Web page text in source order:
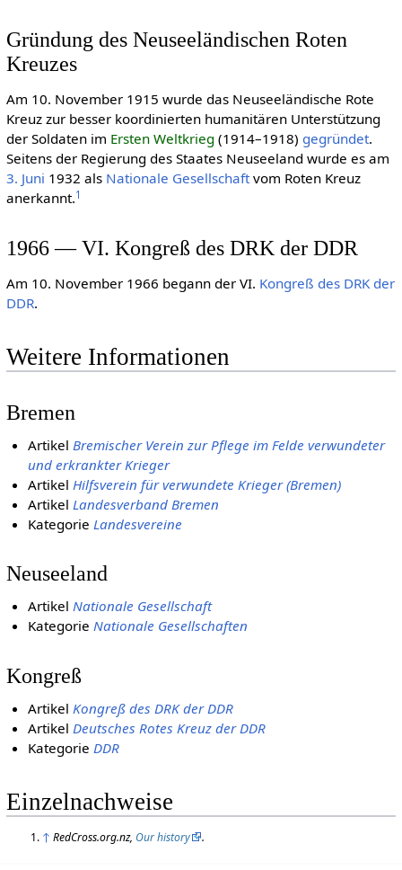
Gründung des Neuseeländischen Roten
Kreuzes
Am 10. November 1915 wurde das Neuseeländische Rote
Kreuz zur besser koordinierten humanitären Unterstützung
der Soldaten im Ersten Welt­krieg (1914–1918) gegründet.
Seitens der Regierung des Staates Neuseeland wurde es am
3. Juni 1932 als Nationale Gesellschaftvom Roten Kreuz
anerkannt.1
1966 — VI. Kongreß des DRK der DDR
Am 10. November 1966 begann der VI. Kongreß des DRK der
DDR.
Weitere Informationen
Bremen
Artikel Bremischer Verein zur Pflege im Felde verwundeter
und erkrankter Krieger
Artikel Hilfsverein für verwundete Krieger (Bremen)
Artikel Landesverband Bremen
Kategorie Landesvereine
Neuseeland
ArtikelNationale Gesellschaft
KategorieNationale Gesellschaften
Kongreß
Artikel Kongreß des DRK der DDR
Artikel Deutsches Rotes Kreuz der DDR
Kategorie DDR
Einzelnachweise
↑ RedCross.org.nz, Our history .